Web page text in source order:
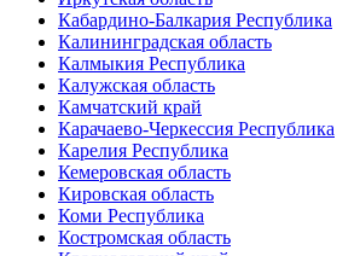
Кабардино-Балкария Республика
Калининградская область
Калмыкия Республика
Калужская область
Камчатский край
Карачаево-Черкессия Республика
Карелия Республика
Кемеровская область
Кировская область
Коми Республика
Костромская область